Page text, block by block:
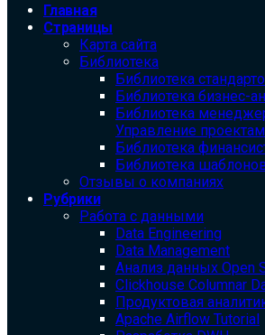
Главная
Страницы
Карта сайта
Библиотека
Библиотека
Библиотека бизнес-
Библиотека
Управление
Библиотека
Библиотека
Отзывы о компаниях
Рубрики
Работа с данными
Data Engineering
Data Management
Анализ данных Open
Clickhouse Columnar
Продуктовая
Apache Airflow Tutorial